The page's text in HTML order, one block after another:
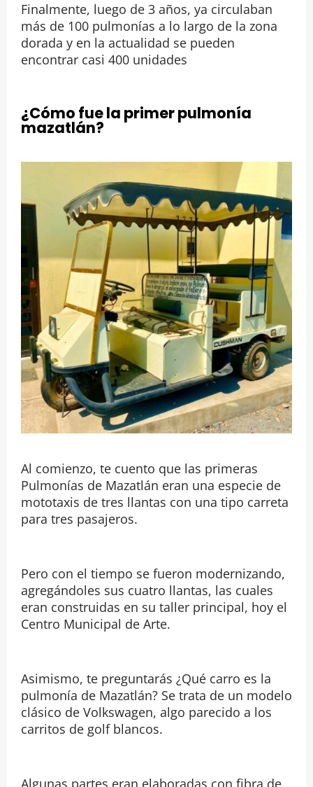
Finalmente, luego de 3 años, ya circulaban
más de 100 pulmonías a lo largo de la zona
dorada y en la actualidad se pueden
encontrar casi 400 unidades
¿Cómo fue la primer pulmonía
mazatlán?
Al comienzo, te cuento que las primeras
Pulmonías de Mazatlán eran una especie de
mototaxis de tres llantas con una tipo carreta
para tres pasajeros.
Pero con el tiempo se fueron modernizando,
agregándoles sus cuatro llantas, las cuales
eran construidas en su taller principal, hoy el
Centro Municipal de Arte.
Asimismo, te preguntarás ¿Qué carro es la
pulmonía de Mazatlán? Se trata de un modelo
clásico de Volkswagen, algo parecido a los
carritos de golf blancos.